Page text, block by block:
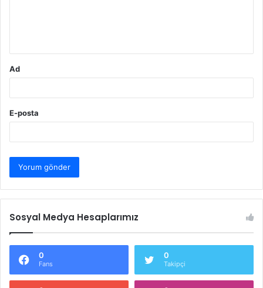
Ad
E-posta
Sosyal Medya Hesaplarımız
0
Fans
0
Takipçi